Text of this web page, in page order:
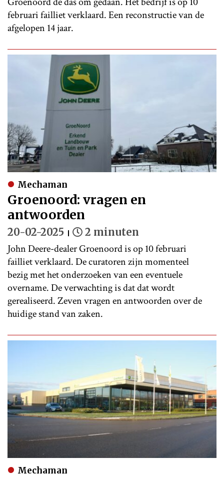
februari failliet verklaard. Een reconstructie van de
afgelopen 14 jaar.
Mechaman
Groenoord: vragen en
antwoorden
20-02-2025 2 minuten
John Deere-dealer Groenoord is op 10 februari
failliet verklaard. De curatoren zijn momenteel
bezig met het onderzoeken van een eventuele
overname. De verwachting is dat dat wordt
gerealiseerd. Zeven vragen en antwoorden over de
huidige stand van zaken.
Mechaman